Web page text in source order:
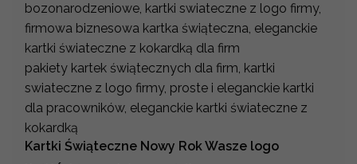
bozonarodzeniowe, kartki swiateczne z logo firmy,
firmowa biznesowa kartka świąteczna, eleganckie
kartki świateczne z kokardką dla firm
pakiety kartek świątecznych dla firm, kartki
swiateczne z logo firmy, proste i eleganckie kartki
dla pracowników, eleganckie kartki świateczne z
kokardką
Kartki Świąteczne Nowy Rok Wasze logo